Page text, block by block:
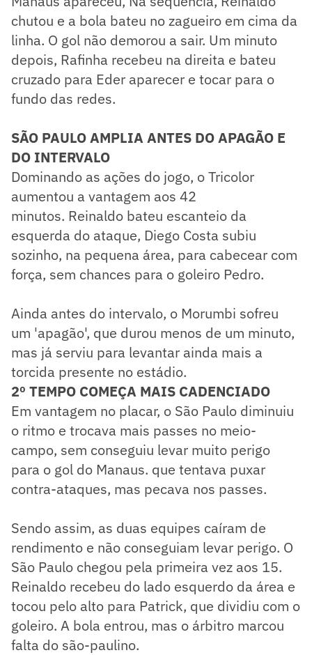
chutou e a bola bateu no zagueiro em cima da
linha. O gol não demorou a sair. Um minuto
depois, Rafinha recebeu na direita e bateu
cruzado para Eder aparecer e tocar para o
fundo das redes.
SÃO PAULO AMPLIA ANTES DO APAGÃO E
DO INTERVALO
Dominando as ações do jogo, o Tricolor
aumentou a vantagem aos 42
minutos. Reinaldo bateu escanteio da
esquerda do ataque, Diego Costa subiu
sozinho, na pequena área, para cabecear com
força, sem chances para o goleiro Pedro.
Ainda antes do intervalo, o Morumbi sofreu
um 'apagão', que durou menos de um minuto,
mas já serviu para levantar ainda mais a
torcida presente no estádio.
2º TEMPO COMEÇA MAIS CADENCIADO
Em vantagem no placar, o São Paulo diminuiu
o ritmo e trocava mais passes no meio-
campo, sem conseguiu levar muito perigo
para o gol do Manaus. que tentava puxar
contra-ataques, mas pecava nos passes.
Sendo assim, as duas equipes caíram de
rendimento e não conseguiam levar perigo. O
São Paulo chegou pela primeira vez aos 15.
Reinaldo recebeu do lado esquerdo da área e
tocou pelo alto para Patrick, que dividiu com o
goleiro. A bola entrou, mas o árbitro marcou
falta do são-paulino.